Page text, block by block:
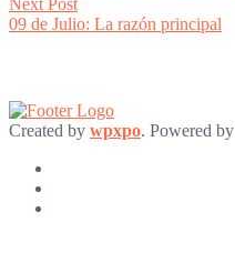
Next Post
post:
09 de Julio: La razón principal
Created by wpxpo. Powered by